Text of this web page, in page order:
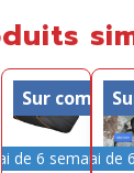
Sur
de 6 semaines
Délai de